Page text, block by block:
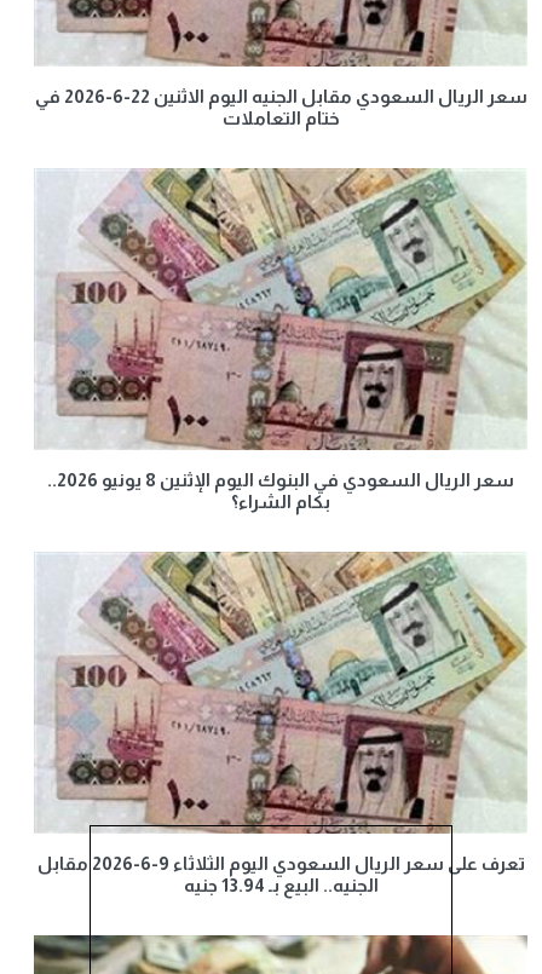
سعر الريال السعودي مقابل الجنيه اليوم الاثنين 22-6-2026 في
ختام التعاملات
سعر الريال السعودي في البنوك اليوم الإثنين 8 يونيو 2026..
بكام الشراء؟
تعرف على سعر الريال السعودي اليوم الثلاثاء 9-6-2026 مقابل
الجنيه.. البيع بـ 13.94 جنيه